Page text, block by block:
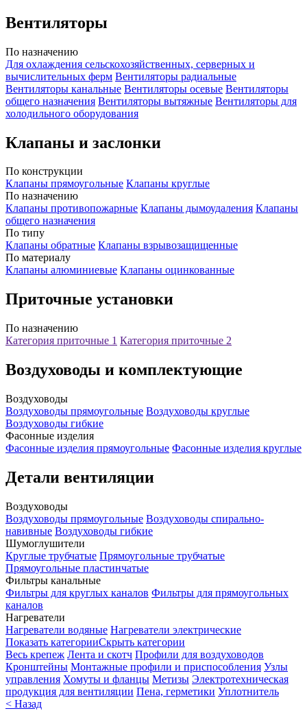
Вентиляторы
По назначению
Для охлаждения сельскохозяйственных, серверных и
вычислительных ферм Вентиляторы радиальные
Вентиляторы канальные Вентиляторы осевые Вентиляторы
общего назначения Вентиляторы вытяжные Вентиляторы для
холодильного оборудования
Клапаны и заслонки
По конструкции
Клапаны прямоугольные Клапаны круглые
По назначению
Клапаны противопожарные Клапаны дымоудаления Клапаны
общего назначения
По типу
Клапаны обратные Клапаны взрывозащищенные
По материалу
Клапаны алюминиевые Клапаны оцинкованные
Приточные установки
По назначению
Категория приточные 1 Категория приточные 2
Воздуховоды и комплектующие
Воздуховоды
Воздуховоды прямоугольные Воздуховоды круглые
Воздуховоды гибкие
Фасонные изделия
Фасонные изделия прямоугольные Фасонные изделия круглые
Детали вентиляции
Воздуховоды
Воздуховоды прямоугольные Воздуховоды спирально-
навивные Воздуховоды гибкие
Шумоглушители
Круглые трубчатые Прямоугольные трубчатые
Прямоугольные пластинчатые
Фильтры канальные
Фильтры для круглых каналов Фильтры для прямоугольных
каналов
Нагреватели
Нагреватели водяные Нагреватели электрические
Показать категорииСкрыть категории
Весь крепеж Лента и скотч Профили для воздуховодов
Кронштейны Монтажные профили и приспособления Узлы
управления Хомуты и фланцы Метизы Электротехническая
продукция для вентиляции Пена, герметики Уплотнитель
< Назад